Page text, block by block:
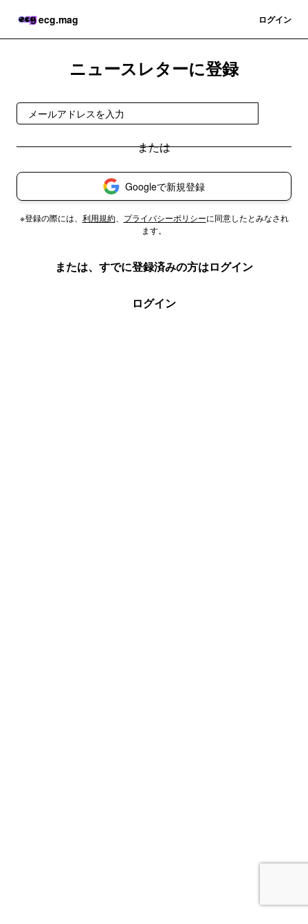
ecg.mag ログイン
ニュースレターに登録
Googleで新規登録
※登録の際には、 利用規約、 プライバシーポリシーに同意したとみなされ
ます。
または、すでに登録済みの方はログイン
ログイン